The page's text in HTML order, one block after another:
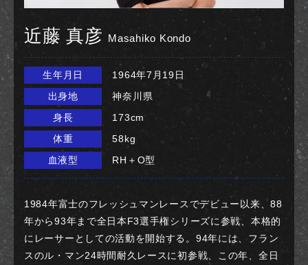
近藤 真彦 Masahiko Kondo
生年月日
1964年7月19日
出身地
神奈川県
身長
173cm
体重
58kg
血液型
RH＋O型
1984年富士のフレッシュマンレースでデビュー以来、88
年から93年まで全日本F3選手権シリーズに参戦、本格的
にレーサーとしての活動を開始する。94年には、フラン
スのル・マン24時間耐久レースに初参戦、この年、全日